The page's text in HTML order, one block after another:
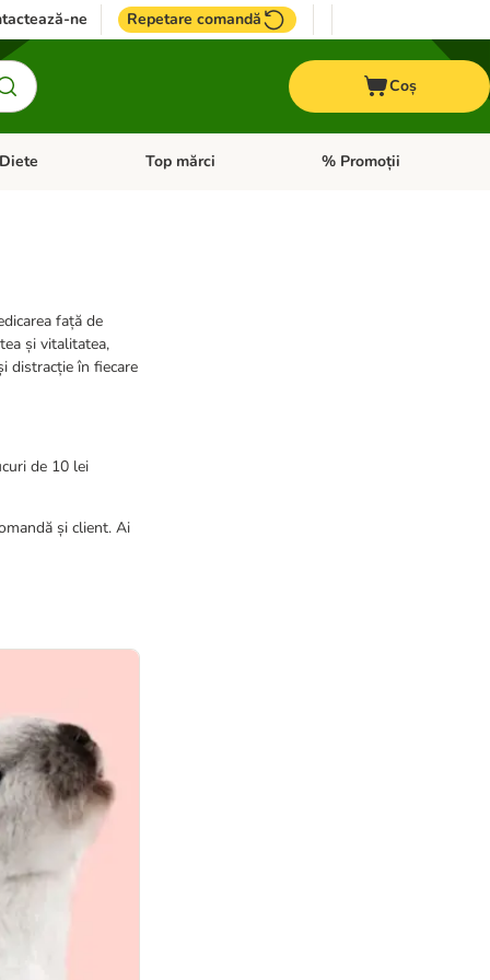
ne Repetare comandă
Coș
Pești
meniul cu categorii: CaiDeschideți meniul cu categorii: + VET Diete
Top mărci Deschideți meniul cu
% Promoții
față de
și vitalitatea,
distracție în fiecare
de 10 lei
și client. Ai